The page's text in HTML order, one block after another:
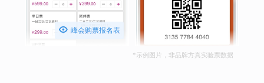
 峰会购票报名表
*示例图片，非品牌方真实验票数据